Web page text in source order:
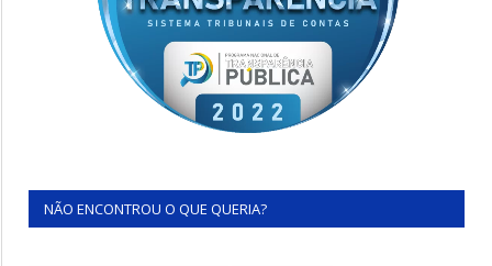
NÃO ENCONTROU O QUE QUERIA?